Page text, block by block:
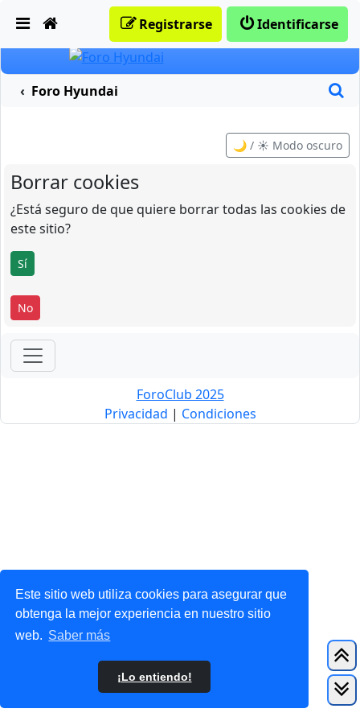
Este sitio web utiliza cookies para asegurar que
obtenga la mejor experiencia en nuestro sitio
web. Saber más
¡Lo entiendo!
Identificarse
Registrarse
Foro Hyundai
🌙 / ☀️ Modo oscuro
Borrar cookies
¿Está seguro de que quiere borrar todas las cookies de
este sitio?
ForoClub 2025
Privacidad | Condiciones